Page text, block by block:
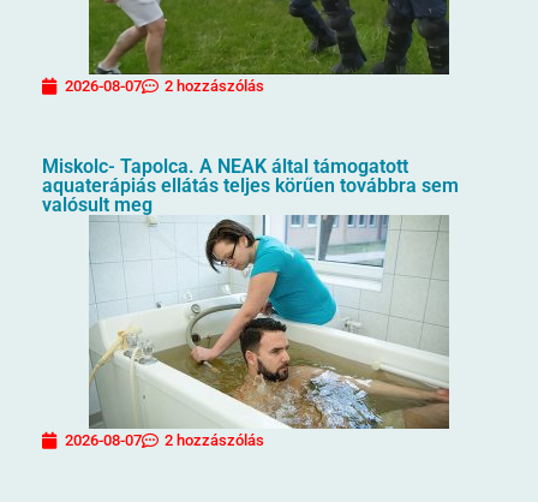
2026-08-07 2 hozzászólás
Miskolc- Tapolca. A NEAK által támogatott
aquaterápiás ellátás teljes körűen továbbra sem
valósult meg
2026-08-07 2 hozzászólás